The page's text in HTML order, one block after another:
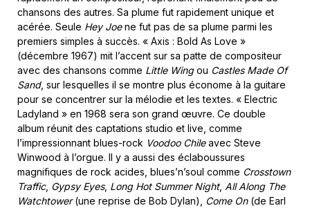
chansons des autres. Sa plume fut rapidement unique et
acérée. Seule Hey Joene fut pas de sa plume parmi les
premiers simples à succès. « Axis : Bold As Love »
(décembre 1967) mit l’accent sur sa patte de compositeur
avec des chansons comme Little Wingou Castles Made Of
Sand, sur lesquelles il se montre plus économe à la guitare
pour se concentrer sur la mélodie et les textes. « Electric
Ladyland » en 1968 sera son grand œuvre. Ce double
album réunit des captations studio et live, comme
l’impressionnant blues-rock Voodoo Chileavec Steve
Winwood à l’orgue. Il y a aussi des éclaboussures
magnifiques de rock acides, blues’n’soul comme Crosstown
Traffic, Gypsy Eyes, Long Hot Summer Night, All Along The
Watchtower(une reprise de Bob Dylan), Come On(de Earl